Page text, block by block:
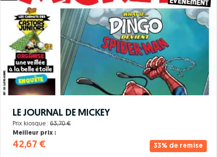
33% de remise
LE JOURNAL DE MICKEY
Prix kiosque : 63,70 €
Meilleur prix :
42,67 €